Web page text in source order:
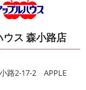
ウス 森小路店
路2-17-2 APPLE